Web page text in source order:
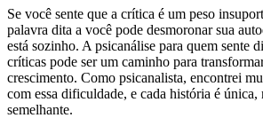
Se você sente que a crítica é um peso
palavra dita a você pode desmoronar sua
está sozinho. A psicanálise para quem sente
críticas pode ser um caminho para
crescimento. Como psicanalista, encontrei
com essa dificuldade, e cada história é única,
semelhante.